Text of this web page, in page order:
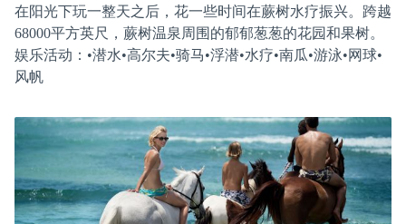
在阳光下玩一整天之后，花一些时间在蕨树水疗振兴。跨越
68000平方英尺，蕨树温泉周围的郁郁葱葱的花园和果树。
娱乐活动：•潜水•高尔夫•骑马•浮潜•水疗•南瓜•游泳•网球•
风帆